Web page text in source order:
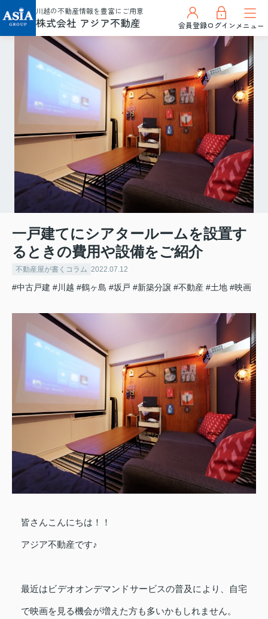
川越の不動産情報を豊富にご用意
株式会社 アジア不動産 会員登録ログインメニュー
一戸建てにシアタールームを設置す
るときの費用や設備をご紹介
不動産屋が書くコラム 2022.07.12
#中古戸建 #川越 #鶴ヶ島 #坂戸 #新築分譲 #不動産 #土地 #映画
皆さんこんにちは！！
アジア不動産です♪
最近はビデオオンデマンドサービスの普及により、自宅
で映画を見る機会が増えた方も多いかもしれません。